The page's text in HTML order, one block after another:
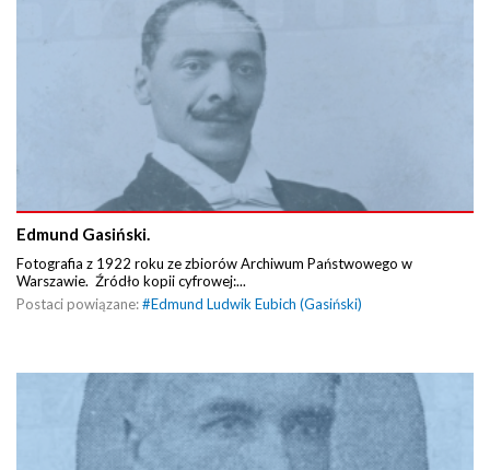
Edmund Gasiński.
Fotografia z 1922 roku ze zbiorów Archiwum Państwowego w
Warszawie. Źródło kopii cyfrowej:...
Postaci powiązane:#Edmund Ludwik Eubich (Gasiński)